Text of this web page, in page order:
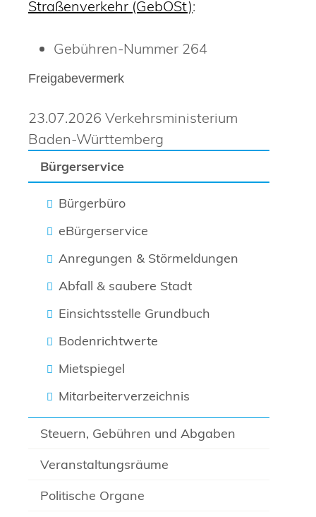
Bürgerservice
Bürgerbüro
eBürgerservice
Anregungen & Störmeldungen
Abfall & saubere Stadt
Einsichtsstelle Grundbuch
Bodenrichtwerte
Mietspiegel
Mitarbeiterverzeichnis
Steuern, Gebühren und Abgaben
Veranstaltungsräume
Politische Organe
Straßenverkehr (GebOSt):
Gebühren-Nummer 264
Freigabevermerk
23.07.2026 Verkehrsministerium
Baden-Württemberg